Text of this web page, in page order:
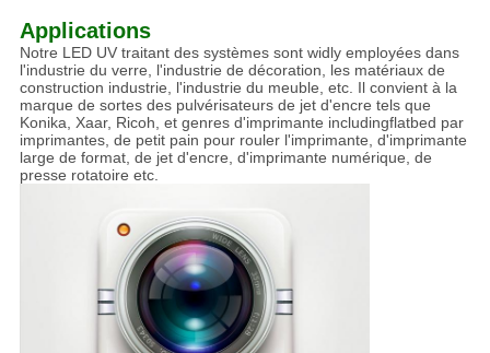
Applications
Notre LED UV traitant des systèmes sont widly employées dans
l'industrie du verre, l'industrie de décoration, les matériaux de
construction industrie, l'industrie du meuble, etc. Il convient à la
marque de sortes des pulvérisateurs de jet d'encre tels que
Konika, Xaar, Ricoh, et genres d'imprimante includingflatbed par
imprimantes, de petit pain pour rouler l'imprimante, d'imprimante
large de format, de jet d'encre, d'imprimante numérique, de
presse rotatoire etc.